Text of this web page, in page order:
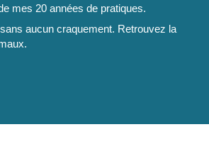
mes 20 années de pratiques.
aucun craquement. Retrouvez la